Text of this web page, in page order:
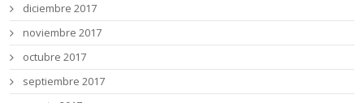
diciembre 2017
noviembre 2017
octubre 2017
septiembre 2017